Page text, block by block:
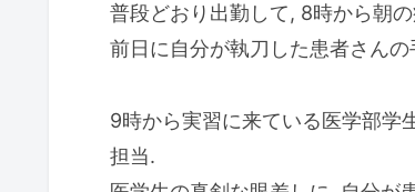
普段どおり出勤して, 8時から朝
前日に自分が執刀した患者さん
9時から実習に来ている医学部学
担当.